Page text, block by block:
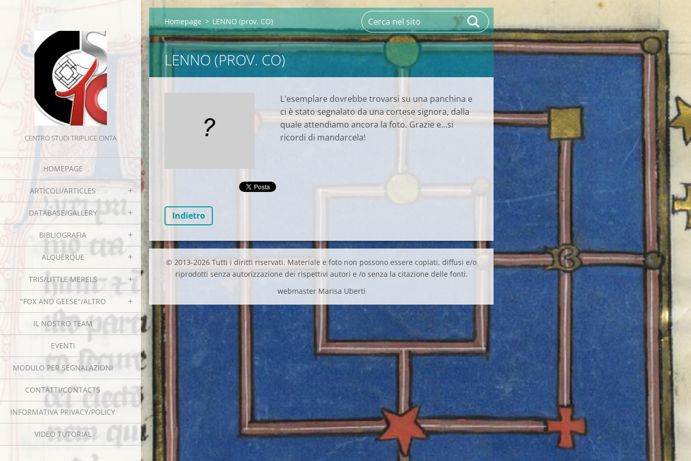
CENTRO STUDI TRIPLICE CINTA
HOMEPAGE
ARTICOLI/ARTICLES
DATABASE/GALLERY
BIBLIOGRAFIA
ALQUERQUE
TRIS/LITTLE MERELS
"FOX AND GEESE"/ALTRO
IL NOSTRO TEAM
EVENTI
MODULO PER SEGNALAZIONI
CONTATTI/CONTACTS
INFORMATIVA PRIVACY/POLICY
VIDEO TUTORIAL
Homepage > LENNO (prov. CO)
LENNO (PROV. CO)
L'esemplare dovrebbe trovarsi su una panchina e
ci è stato segnalato da una cortese signora, dalla
quale attendiamo ancora la foto. Grazie e...si
ricordi di mandarcela!
Indietro
© 2013-2026 Tutti i diritti riservati. Materiale e foto non possono essere copiati, diffusi e/o
riprodotti senza autorizzazione dei rispettivi autori e /o senza la citazione delle fonti.
webmaster Marisa Uberti